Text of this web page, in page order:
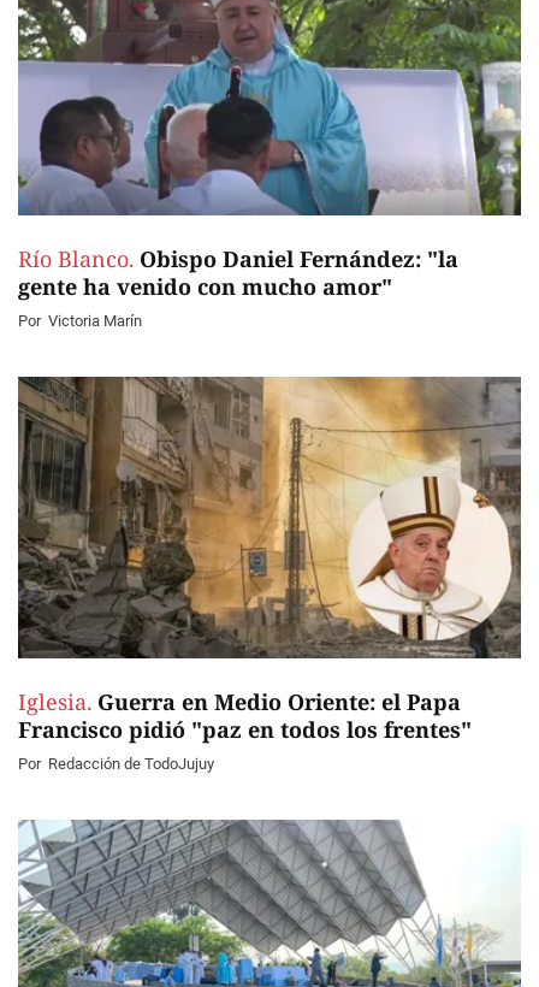
Río Blanco. Obispo Daniel Fernández: "la
gente ha venido con mucho amor"
Por Victoria Marín
Iglesia. Guerra en Medio Oriente: el Papa
Francisco pidió "paz en todos los frentes"
Por Redacción de TodoJujuy